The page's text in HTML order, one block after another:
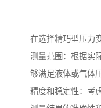
在选择精巧型压力
测量范围：根据实
够满足液体或气体
精度和稳定性：考